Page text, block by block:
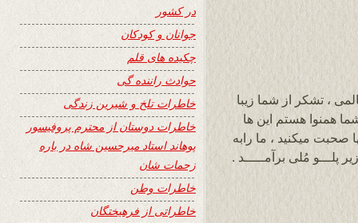
، تشکر از شما زیبا
همنوا هستم این ها
صحبت میکنید ، ما رابه
پلـــو مُلی برآمـــــد .
در کشور
جوانان و کودکان
چکیده های قلم
حوادث راننده گی
خاطرات تلخ و شیرین زندگی
خاطرات دوستان از محترم پروفیسور
پوهاند استاد میرحسین شاه در باره
زحمات شان
خاطرات وطن
خاطراتی از فرهیختگان